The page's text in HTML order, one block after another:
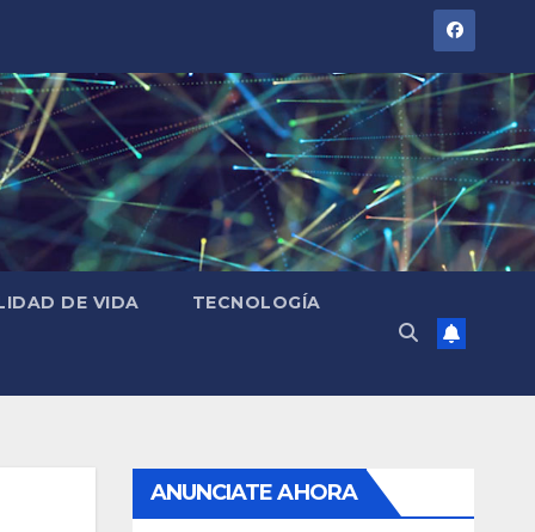
DE VIDA TECNOLOGÍA
ANUNCIATE AHORA